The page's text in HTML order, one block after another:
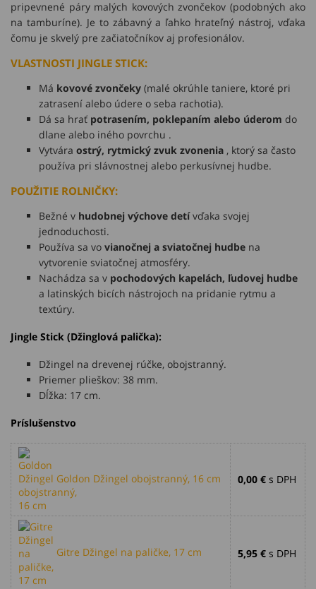
pripevnené páry malých kovových zvončekov (podobných ako
na tamburíne). Je to zábavný a ľahko hrateľný nástroj, vďaka
čomu je skvelý pre začiatočníkov aj profesionálov.
VLASTNOSTI JINGLE STICK:
Má kovové zvončeky (malé okrúhle taniere, ktoré pri
zatrasení alebo údere o seba rachotia).
Dá sa hrať potrasením, poklepaním alebo úderom do
dlane alebo iného povrchu .
Vytvára ostrý, rytmický zvuk zvonenia , ktorý sa často
používa pri slávnostnej alebo perkusívnej hudbe.
POUŽITIE ROLNIČKY:
Bežné v hudobnej výchove detívďaka svojej
jednoduchosti.
Používa sa vo vianočnej a sviatočnej hudbe na
vytvorenie sviatočnej atmosféry.
Nachádza sa v pochodových kapelách, ľudovej hudbe
a latinských bicích nástrojoch na pridanie rytmu a
textúry.
Jingle Stick (Džinglová palička):
Džingel na drevenej rúčke, obojstranný.
Priemer plieškov: 38 mm.
Dĺžka: 17 cm.
Príslušenstvo
Goldon Džingel obojstranný, 16 cm 0,00 € s DPH
Gitre Džingel na paličke, 17 cm 5,95 € s DPH